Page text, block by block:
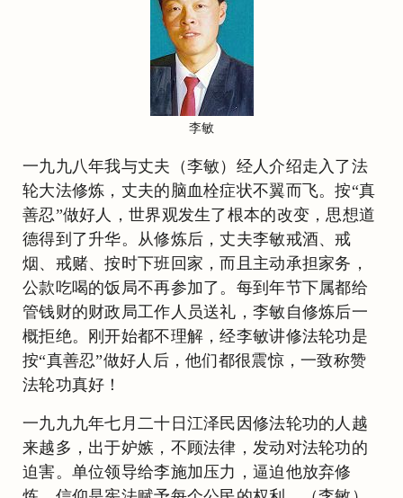
李敏
一九九八年我与丈夫（李敏）经人介绍走入了法
轮大法修炼，丈夫的脑血栓症状不翼而飞。按“真
善忍”做好人，世界观发生了根本的改变，思想道
德得到了升华。从修炼后，丈夫李敏戒酒、戒
烟、戒赌、按时下班回家，而且主动承担家务，
公款吃喝的饭局不再参加了。每到年节下属都给
管钱财的财政局工作人员送礼，李敏自修炼后一
概拒绝。刚开始都不理解，经李敏讲修法轮功是
按“真善忍”做好人后，他们都很震惊，一致称赞
法轮功真好！
一九九九年七月二十日江泽民因修法轮功的人越
来越多，出于妒嫉，不顾法律，发动对法轮功的
迫害。单位领导给李施加压力，逼迫他放弃修